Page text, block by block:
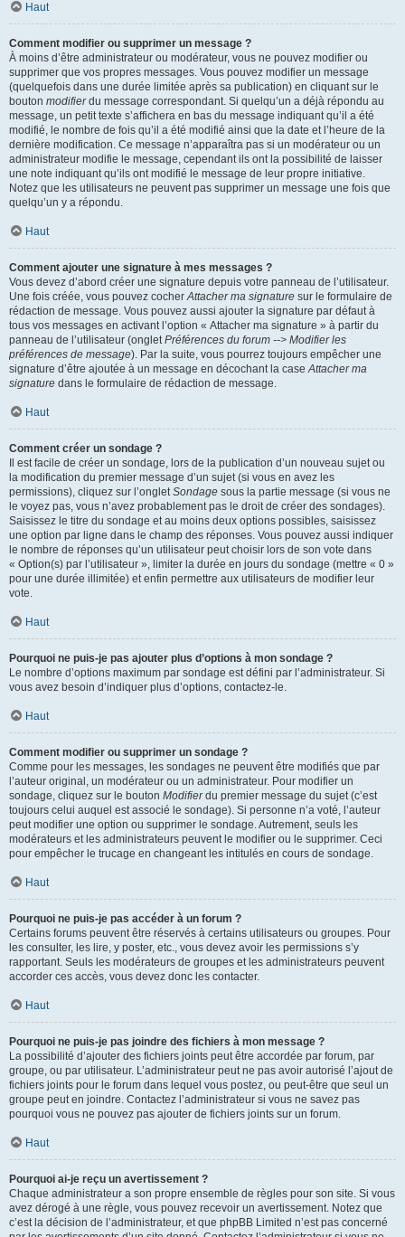
Haut
Comment modifier ou supprimer un message ?
À moins d’être administrateur ou modérateur, vous ne pouvez modifier ou
supprimer que vos propres messages. Vous pouvez modifier un message
(quelquefois dans une durée limitée après sa publication) en cliquant sur le
bouton modifierdu message correspondant. Si quelqu’un a déjà répondu au
message, un petit texte s’affichera en bas du message indiquant qu’il a été
modifié, le nombre de fois qu’il a été modifié ainsi que la date et l’heure de la
dernière modification. Ce message n’apparaîtra pas si un modérateur ou un
administrateur modifie le message, cependant ils ont la possibilité de laisser
une note indiquant qu’ils ont modifié le message de leur propre initiative.
Notez que les utilisateurs ne peuvent pas supprimer un message une fois que
quelqu’un y a répondu.
Haut
Comment ajouter une signature à mes messages ?
Vous devez d’abord créer une signature depuis votre panneau de l’utilisateur.
Une fois créée, vous pouvez cocherAttacher ma signature sur le formulaire de
rédaction de message. Vous pouvez aussi ajouter la signature par défaut à
tous vos messages en activant l’option « Attacher ma signature » à partir du
panneau de l’utilisateur (ongletPréférences du forum --> Modifier les
préférences de message). Par la suite, vous pourrez toujours empêcher une
signature d’être ajoutée à un message en décochant la caseAttacher ma
signature dans le formulaire de rédaction de message.
Haut
Comment créer un sondage ?
Il est facile de créer un sondage, lors de la publication d’un nouveau sujet ou
la modification du premier message d’un sujet (si vous en avez les
permissions), cliquez sur l’ongletSondage sous la partie message (si vous ne
le voyez pas, vous n’avez probablement pas le droit de créer des sondages).
Saisissez le titre du sondage et au moins deux options possibles, saisissez
une option par ligne dans le champ des réponses. Vous pouvez aussi indiquer
le nombre de réponses qu’un utilisateur peut choisir lors de son vote dans
« Option(s) par l’utilisateur », limiter la durée en jours du sondage (mettre « 0 »
pour une durée illimitée) et enfin permettre aux utilisateurs de modifier leur
vote.
Haut
Pourquoi ne puis-je pas ajouter plus d’options à mon sondage ?
Le nombre d’options maximum par sondage est défini par l’administrateur. Si
vous avez besoin d’indiquer plus d’options, contactez-le.
Haut
Comment modifier ou supprimer un sondage ?
Comme pour les messages, les sondages ne peuvent être modifiés que par
l’auteur original, un modérateur ou un administrateur. Pour modifier un
sondage, cliquez sur le bouton Modifierdu premier message du sujet (c’est
toujours celui auquel est associé le sondage). Si personne n’a voté, l’auteur
peut modifier une option ou supprimer le sondage. Autrement, seuls les
modérateurs et les administrateurs peuvent le modifier ou le supprimer. Ceci
pour empêcher le trucage en changeant les intitulés en cours de sondage.
Haut
Pourquoi ne puis-je pas accéder à un forum ?
Certains forums peuvent être réservés à certains utilisateurs ou groupes. Pour
les consulter, les lire, y poster, etc., vous devez avoir les permissions s’y
rapportant. Seuls les modérateurs de groupes et les administrateurs peuvent
accorder ces accès, vous devez donc les contacter.
Haut
Pourquoi ne puis-je pas joindre des fichiers à mon message ?
La possibilité d’ajouter des fichiers joints peut être accordée par forum, par
groupe, ou par utilisateur. L’administrateur peut ne pas avoir autorisé l’ajout de
fichiers joints pour le forum dans lequel vous postez, ou peut-être que seul un
groupe peut en joindre. Contactez l’administrateur si vous ne savez pas
pourquoi vous ne pouvez pas ajouter de fichiers joints sur un forum.
Haut
Pourquoi ai-je reçu un avertissement ?
Chaque administrateur a son propre ensemble de règles pour son site. Si vous
avez dérogé à une règle, vous pouvez recevoir un avertissement. Notez que
c’est la décision de l’administrateur, et que phpBB Limited n’est pas concerné